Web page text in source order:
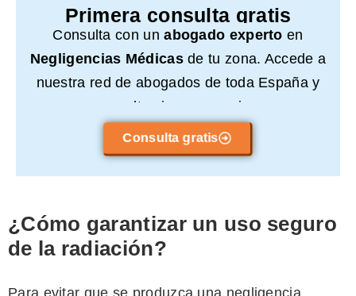
Primera consulta gratis
Consulta con unabogado experto en
Negligencias Médicasde tu zona. Accede a
nuestra red de abogados de toda España y
consulta sin compromiso.
Consulta gratis
¿Cómo garantizar un uso seguro
de la radiación?